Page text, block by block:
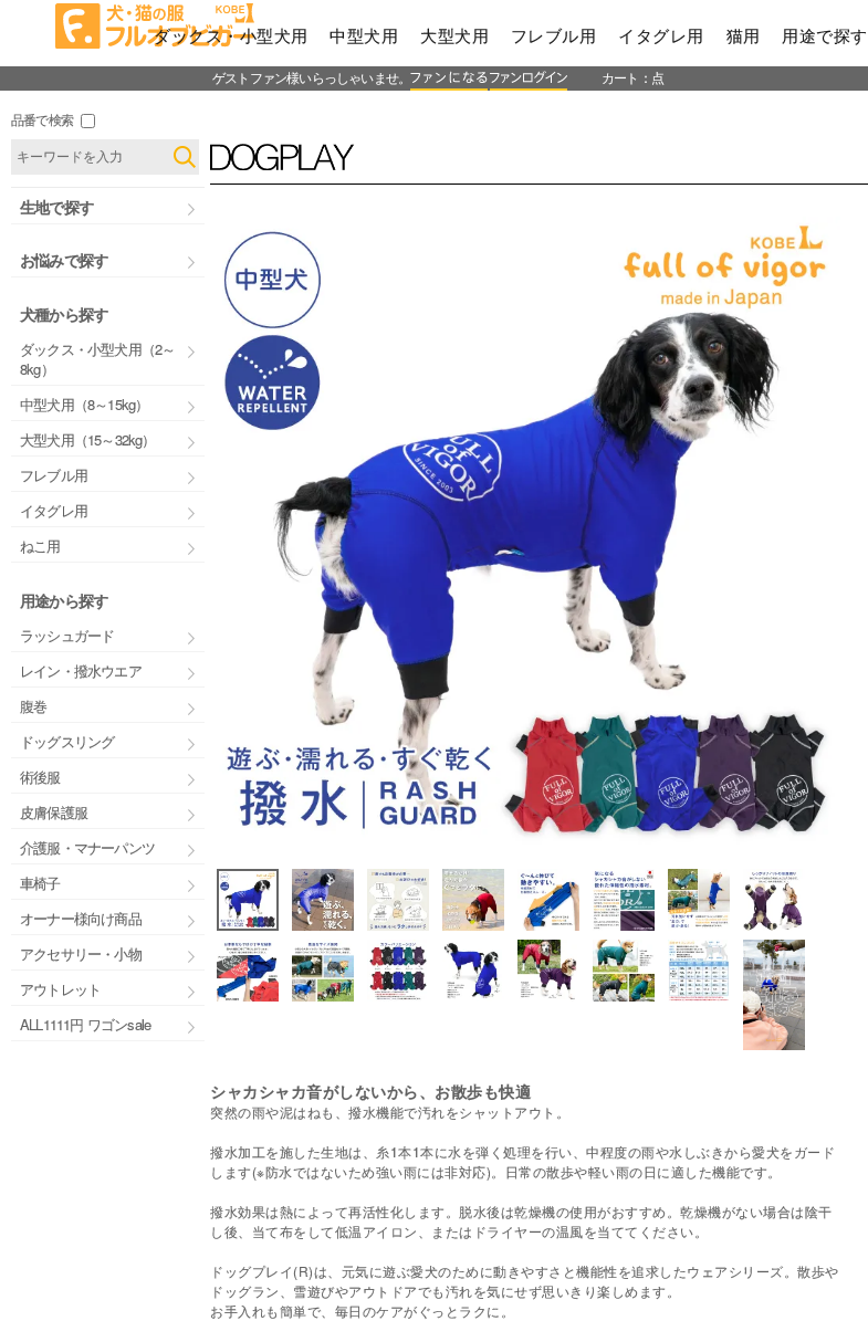
ダックス・小型犬用 中型犬用 大型犬用 フレブル用 イタグレ用 猫用 用途で探す
ゲストファン様いらっしゃいませ。 カート： 点
品番で検索
生地で探す
お悩みで探す
犬種から探す
ダックス・小型犬用（2～
8kg）
中型犬用（8～15kg）
大型犬用（15～32kg）
フレブル用
イタグレ用
ねこ用
用途から探す
ラッシュガード
レイン・撥水ウエア
腹巻
ドッグスリング
術後服
皮膚保護服
介護服・マナーパンツ
車椅子
オーナー様向け商品
アクセサリー・小物
アウトレット
ALL1111円 ワゴンsale
シャカシャカ音がしないから、お散歩も快適
突然の雨や泥はねも、撥水機能で汚れをシャットアウト。
撥水加工を施した生地は、糸1本1本に水を弾く処理を行い、中程度の雨や水しぶきから愛犬をガード
します(※防水ではないため強い雨には非対応)。日常の散歩や軽い雨の日に適した機能です。
撥水効果は熱によって再活性化します。脱水後は乾燥機の使用がおすすめ。乾燥機がない場合は陰干
し後、当て布をして低温アイロン、またはドライヤーの温風を当ててください。
ドッグプレイ(R)は、元気に遊ぶ愛犬のために動きやすさと機能性を追求したウェアシリーズ。散歩や
ドッグラン、雪遊びやアウトドアでも汚れを気にせず思いきり楽しめます。
お手入れも簡単で、毎日のケアがぐっとラクに。